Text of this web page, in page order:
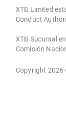
XTB Limited
Conduct
XTB Sucursal
Comisión
Copyright 2026